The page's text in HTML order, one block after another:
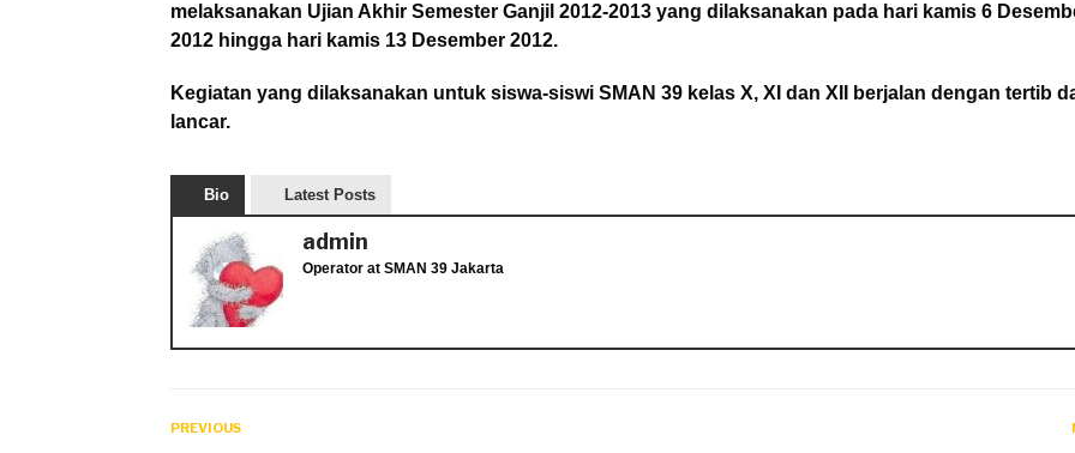
melaksanakan Ujian Akhir Semester Ganjil 2012-2013 yang dilaksanakan pada hari kamis 6
2012 hingga hari kamis 13 Desember 2012.
Kegiatan yang dilaksanakan untuk siswa-siswi SMAN 39 kelas X, XI dan XII berjalan dengan tertib
lancar.
Bio Latest Posts
admin
Operator at SMAN 39 Jakarta
PREVIOUS